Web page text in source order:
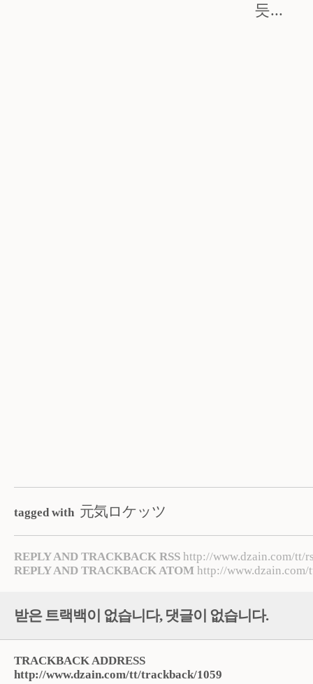
듯...
tagged with 元気ロケッツ
REPLY AND TRACKBACK RSS http://www.dzain.com/tt/
REPLY AND TRACKBACK ATOM http://www.dzain.com/
받은 트랙백이 없습니다, 댓글이 없습니다.
TRACKBACK ADDRESS
http://www.dzain.com/tt/trackback/1059